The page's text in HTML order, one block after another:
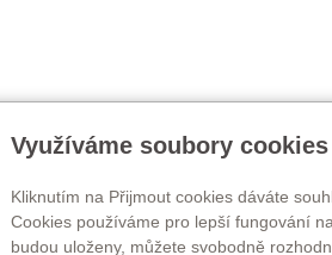
Využíváme soubory cookies
Kliknutím na Přijmout cookies dáváte
Cookies používáme pro lepší fungování
budou uloženy, můžete svobodně